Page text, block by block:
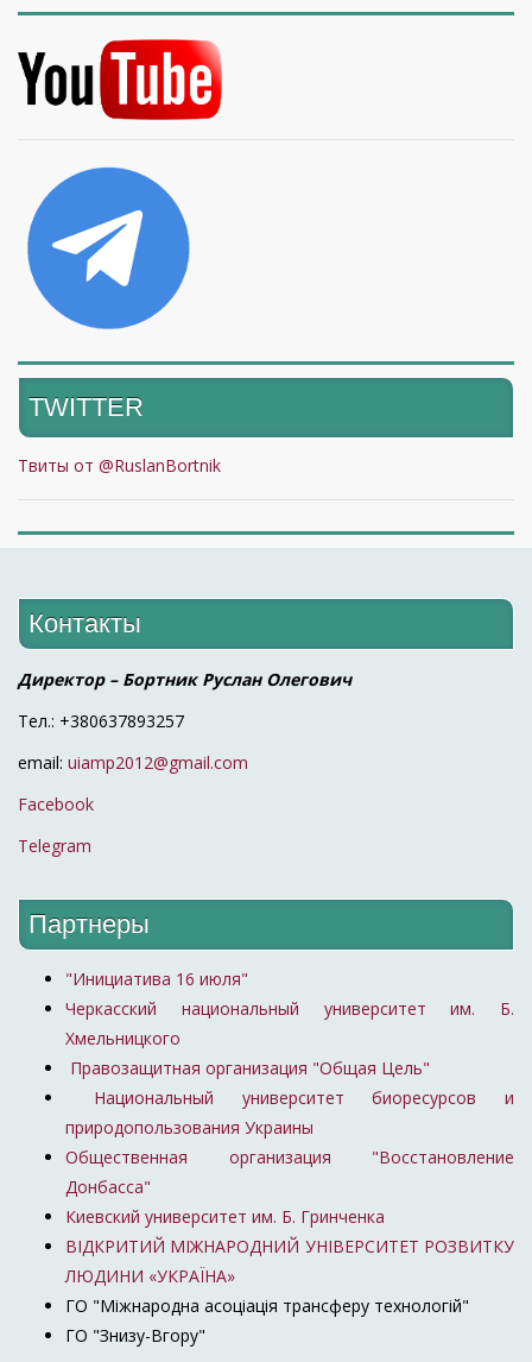
TWITTER
Твиты от @RuslanBortnik
Контакты
Директор – Бортник Руслан Олегович
Тел.: +380637893257
email: uiamp2012@gmail.com
Facebook
Telegram
Партнеры
"Инициатива 16 июля"
Черкасский национальный университет им. Б.
Хмельницкого
Правозащитная организация "Общая Цель"
Национальный университет биоресурсов и
природопользования Украины
Общественная организация "Восстановление
Донбасса"
Киевский университет им. Б. Гринченка
ВІДКРИТИЙ МІЖНАРОДНИЙ УНІВЕРСИТЕТ РОЗВИТКУ
ЛЮДИНИ «УКРАЇНА»
ГО "Міжнародна асоціація трансферу технологій"
ГО "Знизу-Вгору"